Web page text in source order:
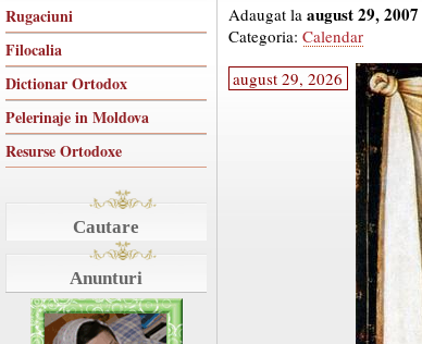
Rugaciuni
Filocalia
Dictionar Ortodox
Pelerinaje in Moldova
Resurse Ortodoxe
Cautare
Anunturi
Adaugat la august 29, 2007
Categoria: Calendar
august 29, 2026